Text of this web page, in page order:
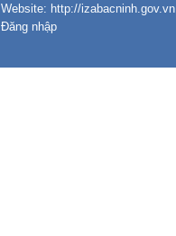
Website: http://izabacninh.gov.vn
Đăng nhập